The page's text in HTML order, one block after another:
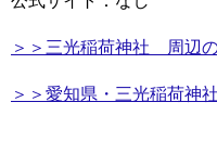
＞＞三光稲荷神社 周辺
＞＞愛知県・三光稲荷神